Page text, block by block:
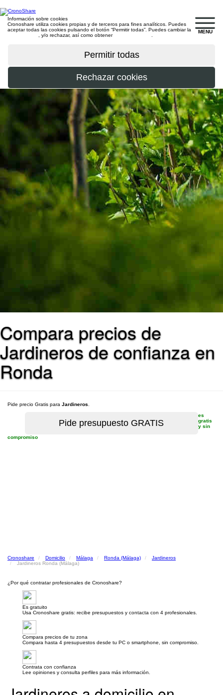
MENU
Información sobre cookies
Cronoshare utiliza cookies propias y de terceros para fines analíticos. Puedes
aceptar todas las cookies pulsando el botón “Permitir todas”. Puedes cambiar la
, y/o rechazar, así como obtener
Compara precios de
Jardineros de confianza en
Ronda
Pide precio Gratis para Jardineros
es
gratis
y sin
compromiso
Cronoshare Domicilio Málaga Ronda (Málaga)
Jardineros
Jardineros Ronda (Málaga)
¿Por qué contratar profesionales de Cronoshare?
Es gratuito
Usa Cronoshare gratis: recibe presupuestos y contacta con 4 profesionales.
Compara precios de tu zona
Compara hasta 4 presupuestos desde tu PC o smartphone, sin compromiso.
Contrata con confianza
Lee opiniones y consulta perfiles para más información.